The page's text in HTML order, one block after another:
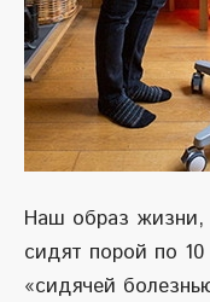
Наш образ жизни,
сидят порой по
«сидячей